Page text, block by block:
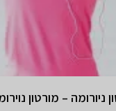
ניורומה – מורטון